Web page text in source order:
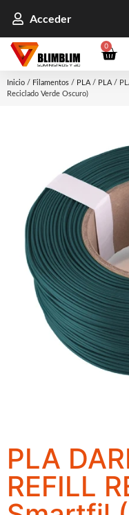
Acceder
0
Inicio / Filamentos / PLA / PLA /
Reciclado Verde Oscuro)
PLA
REFILL